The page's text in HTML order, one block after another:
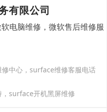
有限公司
电脑维修，微软售后维修服
中心，surface维修客服电话
surface开机黑屏维修